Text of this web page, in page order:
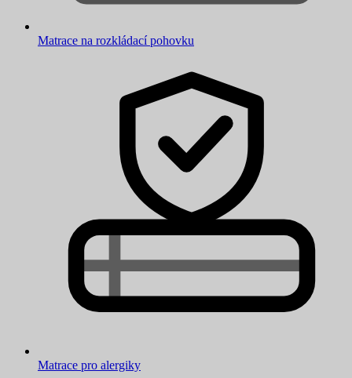
Matrace na rozkládací pohovku
Matrace pro alergiky